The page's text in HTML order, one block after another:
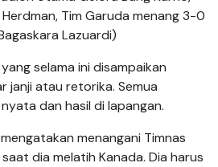
Tim Garuda menang 3-0
Lazuardi)
selama ini disampaikan
janji atau retorika. Semua
dan hasil di lapangan.
menangani Timnas
dia melatih Kanada. Dia harus